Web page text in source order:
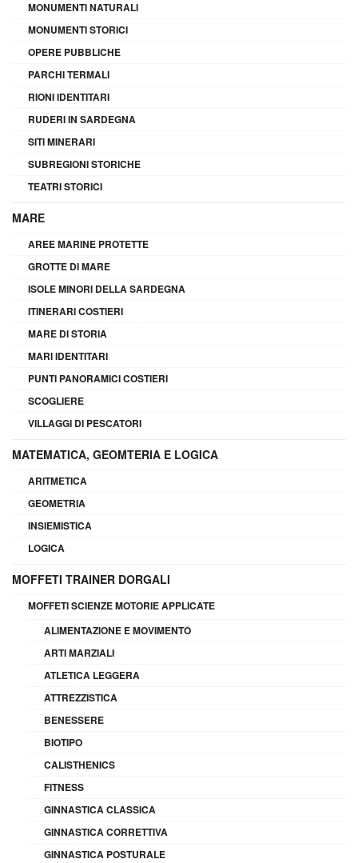
MONUMENTI NATURALI
MONUMENTI STORICI
OPERE PUBBLICHE
PARCHI TERMALI
RIONI IDENTITARI
RUDERI IN SARDEGNA
SITI MINERARI
SUBREGIONI STORICHE
TEATRI STORICI
MARE
AREE MARINE PROTETTE
GROTTE DI MARE
ISOLE MINORI DELLA SARDEGNA
ITINERARI COSTIERI
MARE DI STORIA
MARI IDENTITARI
PUNTI PANORAMICI COSTIERI
SCOGLIERE
VILLAGGI DI PESCATORI
MATEMATICA, GEOMTERIA E LOGICA
ARITMETICA
GEOMETRIA
INSIEMISTICA
LOGICA
MOFFETI TRAINER DORGALI
MOFFETI SCIENZE MOTORIE APPLICATE
ALIMENTAZIONE E MOVIMENTO
ARTI MARZIALI
ATLETICA LEGGERA
ATTREZZISTICA
BENESSERE
BIOTIPO
CALISTHENICS
FITNESS
GINNASTICA CLASSICA
GINNASTICA CORRETTIVA
GINNASTICA POSTURALE